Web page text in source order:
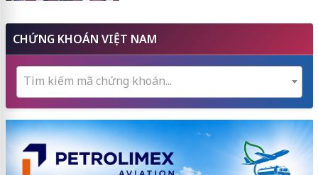
CHỨNG KHOÁN VIỆT NAM
Tìm kiếm mã chứng khoán...